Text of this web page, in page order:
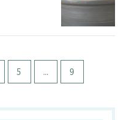
5 ... 9